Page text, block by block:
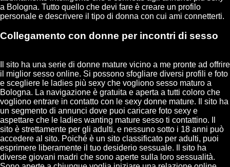
a Bologna. Tutto quello che devi fare è creare un profilo
personale e descrivere il tipo di donna con cui ami connetterti.
Collegamento con donne per incontri di sesso
Il sito ha una serie di donne mature vicino a me pronte ad offrire
il miglior sesso online. Si possono sfogliare diversi profili e foto
e scegliere le ladies più sexy che vogliono sesso maturo a
Bologna. La navigazione è gratuita e aperta a tutti coloro che
vogliono entrare in contatto con le sexy donne mature. Il sito ha
un segmento di annunci dove puoi caricare foto sexy e
aspettare che le ladies wanting mature sesso ti contattino. Il
sito è strettamente per gli adulti, e nessuno sotto i 18 anni può
accedere al sito. Poiché è un sito classificato per adulti, puoi
esprimere liberamente il tuo desiderio sessuale. Il sito ha
diverse giovani madri che sono aperte sulla loro sessualità.